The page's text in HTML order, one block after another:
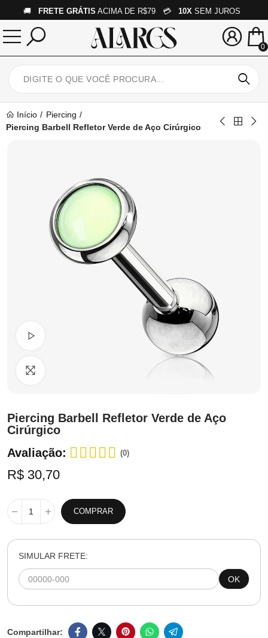
🚚 FRETE GRÁTIS ACIMA DE R$79 💳 10X SEM JUROS
0
Início
Piercing
Piercing Barbell Refletor Verde de Aço Cirúrgico
Clique para ampliar
Piercing Barbell Refletor Verde de Aço
Cirúrgico
Avaliação:
(0)
R$ 30,70
COMPRAR
SIMULAR FRETE:
OK